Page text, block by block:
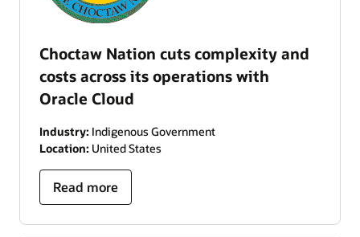
Choctaw Nation cuts complexity and
costs across its operations with
Oracle Cloud
Industry: Indigenous Government
Location: United States
Read more